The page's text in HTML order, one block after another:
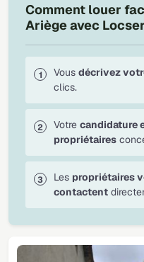
Comment louer
Ariège avec
Vous décrivez
clics.
Votre candidature
propriétaires
Les propriétaires
contactent